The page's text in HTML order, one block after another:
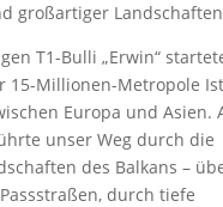
großartiger
T1-Bulli „Erwin“
15-Millionen-Metropole
Europa und Asien.
unser Weg durch die
des Balkans –
durch tiefe